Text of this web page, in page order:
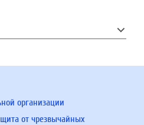
организации
от чрезвычайных